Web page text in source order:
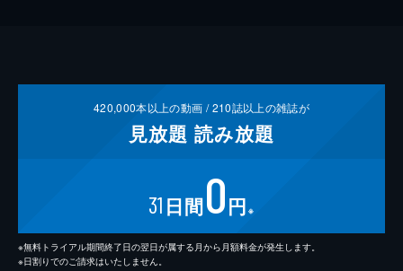
420,000本以上の動画 /210誌以上の雑誌が
見放題 読み放題
31 日間0円 ※
※無料トライアル期間終了日の翌日が属する月から月額料金が発生します。
※日割りでのご請求はいたしません。